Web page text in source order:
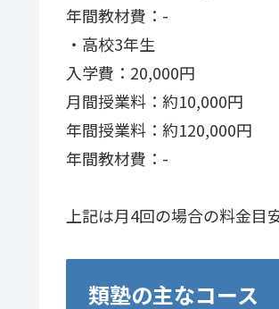
年間教材費：-
・高校3年生
入学費：20,000円
月間授業料：約10,000円
年間授業料：約120,000円
年間教材費：-
上記は月4回の場合の料金目
類塾の主なコース